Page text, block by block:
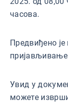
часова.
Предвиђено
Увид у
можете